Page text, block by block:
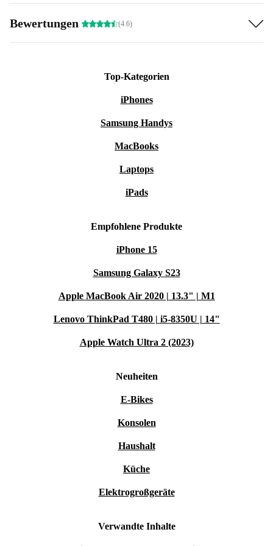
Bewertungen (4.6)
Top-Kategorien
iPhones
Samsung Handys
MacBooks
Laptops
iPads
Empfohlene Produkte
iPhone 15
Samsung Galaxy S23
Apple MacBook Air 2020 | 13.3" | M1
Lenovo ThinkPad T480 | i5-8350U | 14"
Apple Watch Ultra 2 (2023)
Neuheiten
E-Bikes
Konsolen
Haushalt
Küche
Elektrogroßgeräte
Verwandte Inhalte